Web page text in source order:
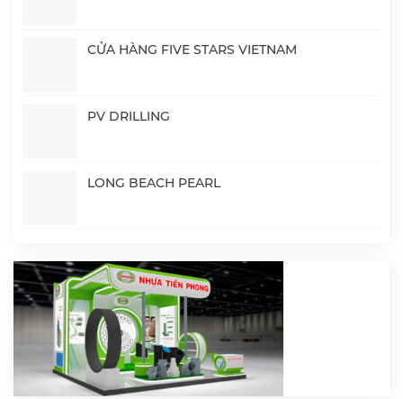
CỬA HÀNG FIVE STARS VIETNAM
PV DRILLING
LONG BEACH PEARL